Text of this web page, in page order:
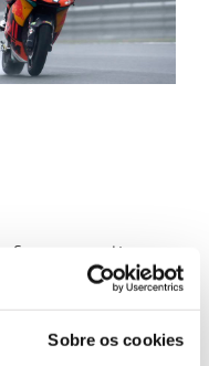
Sobre os cookies
fizeram sentir no
disputado este
previsto. A chuva
preponderante